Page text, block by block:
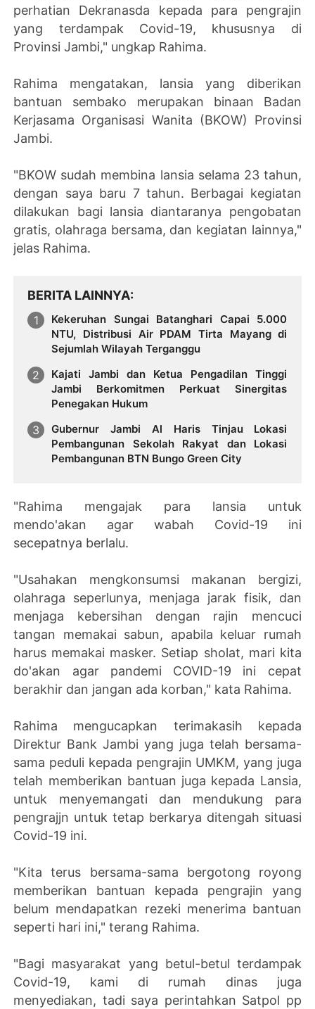
perhatian Dekranasda kepada para pengrajin
yang terdampak Covid-19, khususnya di
Provinsi Jambi," ungkap Rahima.
Rahima mengatakan, lansia yang diberikan
bantuan sembako merupakan binaan Badan
Kerjasama Organisasi Wanita (BKOW) Provinsi
Jambi.
"BKOW sudah membina lansia selama 23 tahun,
dengan saya baru 7 tahun. Berbagai kegiatan
dilakukan bagi lansia diantaranya pengobatan
gratis, olahraga bersama, dan kegiatan lainnya,"
jelas Rahima.
BERITA LAINNYA
Kekeruhan Sungai Batanghari Capai 5.000
NTU, Distribusi Air PDAM Tirta Mayang di
Sejumlah Wilayah Terganggu
Kajati Jambi dan Ketua Pengadilan Tinggi
Jambi Berkomitmen Perkuat Sinergitas
Penegakan Hukum
Gubernur Jambi Al Haris Tinjau Lokasi
Pembangunan Sekolah Rakyat dan Lokasi
Pembangunan BTN Bungo Green City
"Rahima mengajak para lansia untuk
mendo'akan agar wabah Covid-19 ini
secepatnya berlalu.
"Usahakan mengkonsumsi makanan bergizi,
olahraga seperlunya, menjaga jarak fisik, dan
menjaga kebersihan dengan rajin mencuci
tangan memakai sabun, apabila keluar rumah
harus memakai masker. Setiap sholat, mari kita
do'akan agar pandemi COVID-19 ini cepat
berakhir dan jangan ada korban," kata Rahima.
Rahima mengucapkan terimakasih kepada
Direktur Bank Jambi yang juga telah bersama-
sama peduli kepada pengrajin UMKM, yang juga
telah memberikan bantuan juga kepada Lansia,
untuk menyemangati dan mendukung para
pengrajjn untuk tetap berkarya ditengah situasi
Covid-19 ini.
"Kita terus bersama-sama bergotong royong
memberikan bantuan kepada pengrajin yang
belum mendapatkan rezeki menerima bantuan
seperti hari ini," terang Rahima.
"Bagi masyarakat yang betul-betul terdampak
Covid-19, kami di rumah dinas juga
menyediakan, tadi saya perintahkan Satpol pp